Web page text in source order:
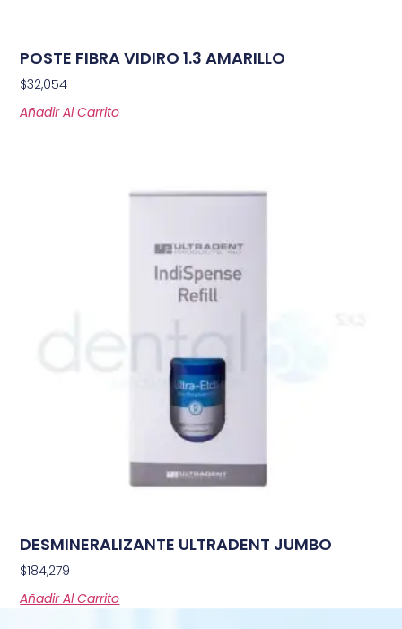
POSTE FIBRA VIDIRO 1.3 AMARILLO
$32,054
Añadir Al Carrito
DESMINERALIZANTE ULTRADENT JUMBO
$184,279
Añadir Al Carrito